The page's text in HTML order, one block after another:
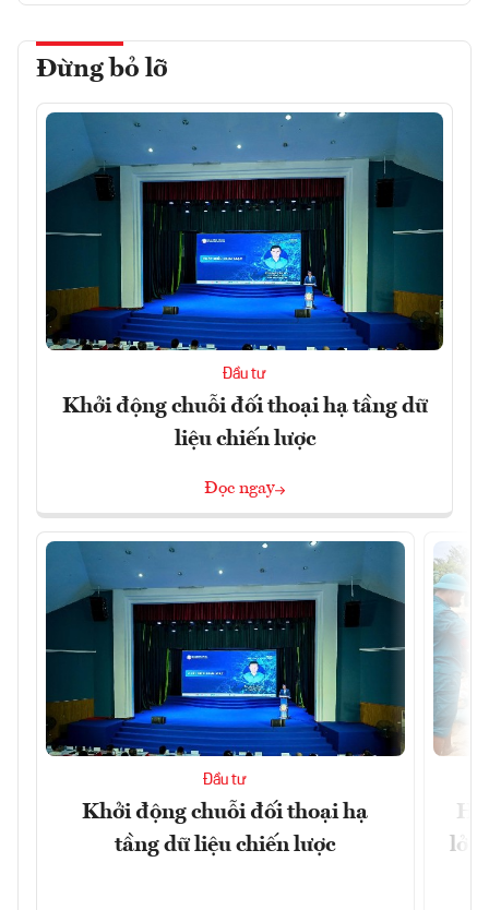
Đừng bỏ lỡ
Đầu tư
Khởi động chuỗi đối thoại hạ tầng dữ
liệu chiến lược
Đọc ngay
Đầu tư
Khởi động chuỗi đối thoại hạ
tầng dữ liệu chiến lược
lở